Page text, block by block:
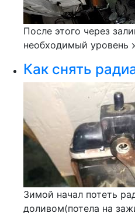
После этого через
необходимый уровень
Как снять
Зимой начал потеть
доливом(потела на